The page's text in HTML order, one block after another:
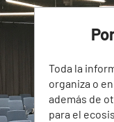
Toda la
organiza o
además de
para el